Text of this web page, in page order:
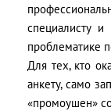
специалисту
проблематике
Для тех, кто
анкету, само
«промоушен»